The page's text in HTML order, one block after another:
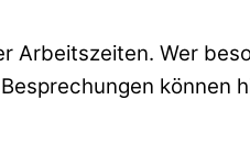
Arbeitszeiten. Wer
können